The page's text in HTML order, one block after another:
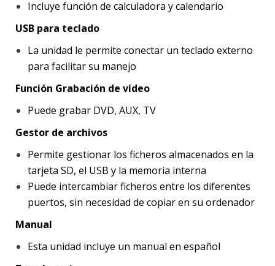
Incluye función de calculadora y calendario
USB para teclado
La unidad le permite conectar un teclado externo
para facilitar su manejo
Función Grabación de vídeo
Puede grabar DVD, AUX, TV
Gestor de archivos
Permite gestionar los ficheros almacenados en la
tarjeta SD, el USB y la memoria interna
Puede intercambiar ficheros entre los diferentes
puertos, sin necesidad de copiar en su ordenador
Manual
Esta unidad incluye un manual en español